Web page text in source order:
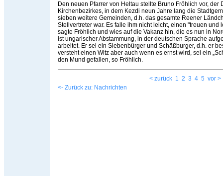
Den neuen Pfarrer von Heltau stellte Bruno Fröhlich vor, der
Kirchenbezirkes, in dem Kezdi neun Jahre lang die
sieben weitere Gemeinden, d.h. das gesamte Reener
Stellvertreter war. Es falle ihm nicht leicht, einen "treuen und
sagte Fröhlich und wies auf die Vakanz hin, die es nun in
ist ungarischer Abstammung, in der deutschen Sprache
arbeitet. Er sei ein Siebenbürger und Schäßburger, d.h. er
versteht einen Witz aber auch wenn es ernst wird, sei ein
den Mund gefallen, so Fröhlich.
< zurück 1 2 3 4 5 vor >
<- Zurück zu: Nachrichten